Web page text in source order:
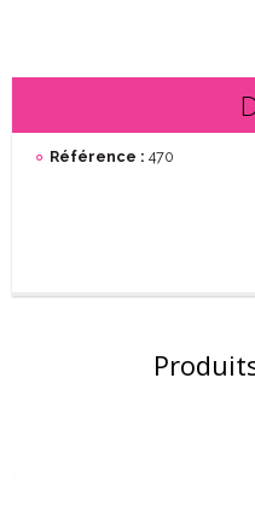
Référence : 470